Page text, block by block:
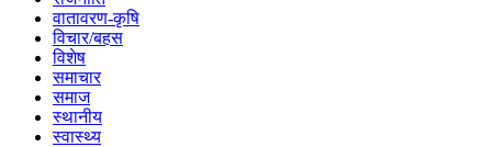
वातावरण-कृषि
विचार/बहस
विशेष
समाचार
समाज
स्थानीय
स्वास्थ्य